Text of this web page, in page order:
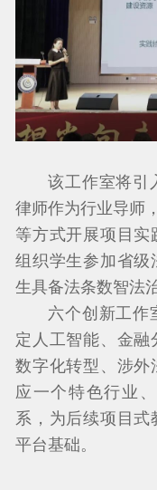
该工作室将引
律师作为行业导师
等方式开展项目
组织学生参加省级
生具备法条数智法
六个创新工作
定人工智能、金融
数字化转型、涉外
应一个特色行业
系，为后续项目式
平台基础。